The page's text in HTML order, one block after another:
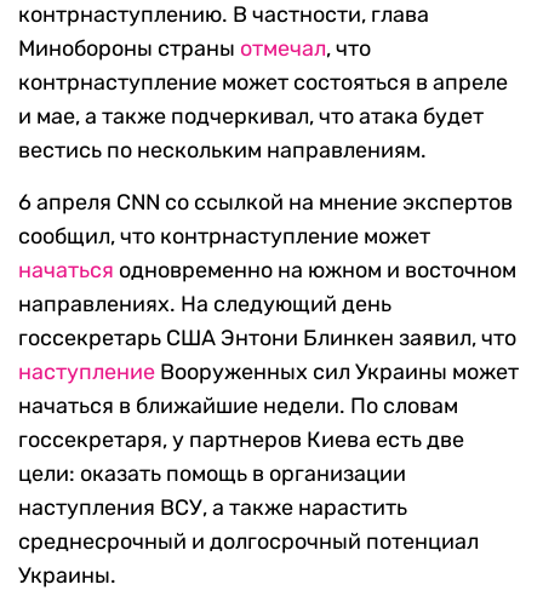
контрнаступлению. В частности, глава
Минобороны страны отмечал, что
контрнаступление может состояться в апреле
и мае, а также подчеркивал, что атака будет
вестись по нескольким направлениям.
6 апреля CNN со ссылкой на мнение экспертов
сообщил, что контрнаступление может
начаться одновременно на южном и восточном
направлениях. На следующий день
госсекретарь США Энтони Блинкен заявил, что
наступление Вооруженных сил Украины может
начаться в ближайшие недели. По словам
госсекретаря, у партнеров Киева есть две
цели: оказать помощь в организации
наступления ВСУ, а также нарастить
среднесрочный и долгосрочный потенциал
Украины.